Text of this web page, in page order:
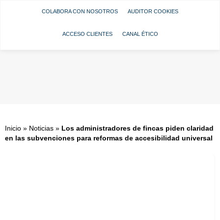
COLABORA CON NOSOTROS AUDITOR COOKIES
ACCESO CLIENTES CANAL ÉTICO
Inicio » Noticias » Los administradores de fincas piden claridad
en las subvenciones para reformas de accesibilidad universal